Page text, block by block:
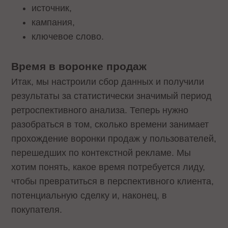
источник,
кампания,
ключевое слово.
Время в воронке продаж
Итак, мы настроили сбор данных и получили
результаты за статистически значимый период
ретроспективного анализа. Теперь нужно
разобраться в том, сколько времени занимает
прохождение воронки продаж у пользователей,
перешедших по контекстной рекламе. Мы
хотим понять, какое время потребуется лиду,
чтобы превратиться в перспективного клиента,
потенциальную сделку и, наконец, в
покупателя.